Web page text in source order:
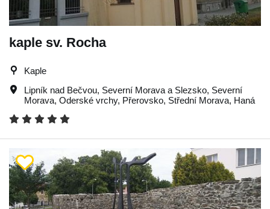
kaple sv. Rocha
Kaple
Lipník nad Bečvou, Severní Morava a Slezsko, Severní
Morava, Oderské vrchy, Přerovsko, Střední Morava, Haná